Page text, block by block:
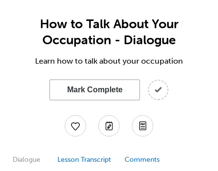
How to Talk About Your
Occupation - Dialogue
Learn how to talk about your occupation
Mark Complete
Dialogue Lesson Transcript Comments